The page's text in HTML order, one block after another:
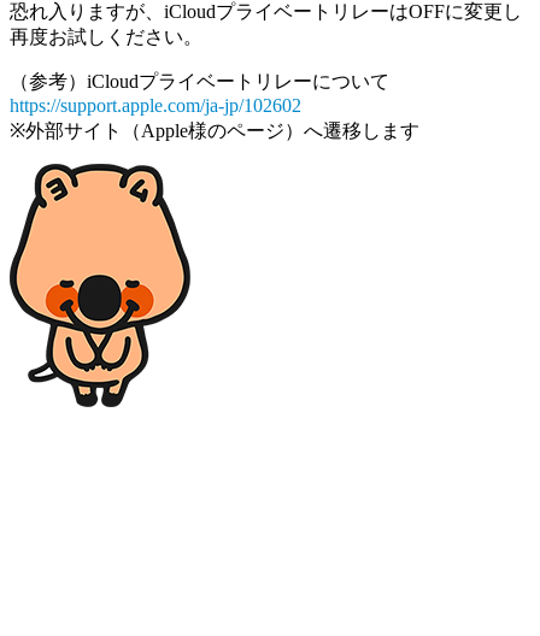
恐れ入りますが、iCloudプライベートリレーはOFFに変更し
再度お試しください。
（参考）iCloudプライベートリレーについて
https://support.apple.com/ja-jp/102602
※外部サイト（Apple様のページ）へ遷移します